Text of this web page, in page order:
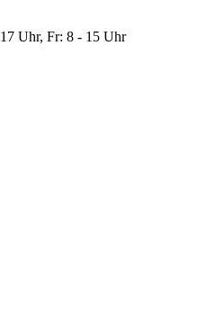
Uhr, Fr: 8 - 15 Uhr